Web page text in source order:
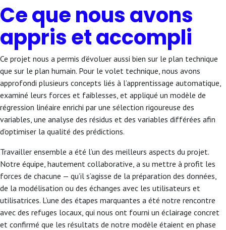
Ce que nous avons
appris et accompli
Ce projet nous a permis d’évoluer aussi bien sur le plan technique
que sur le plan humain. Pour le volet technique, nous avons
approfondi plusieurs concepts liés à l’apprentissage automatique,
examiné leurs forces et faiblesses, et appliqué un modèle de
régression linéaire enrichi par une sélection rigoureuse des
variables, une analyse des résidus et des variables différées afin
d’optimiser la qualité des prédictions.
Travailler ensemble a été l’un des meilleurs aspects du projet.
Notre équipe, hautement collaborative, a su mettre à profit les
forces de chacune — qu’il s’agisse de la préparation des données,
de la modélisation ou des échanges avec les utilisateurs et
utilisatrices. L’une des étapes marquantes a été notre rencontre
avec des refuges locaux, qui nous ont fourni un éclairage concret
et confirmé que les résultats de notre modèle étaient en phase